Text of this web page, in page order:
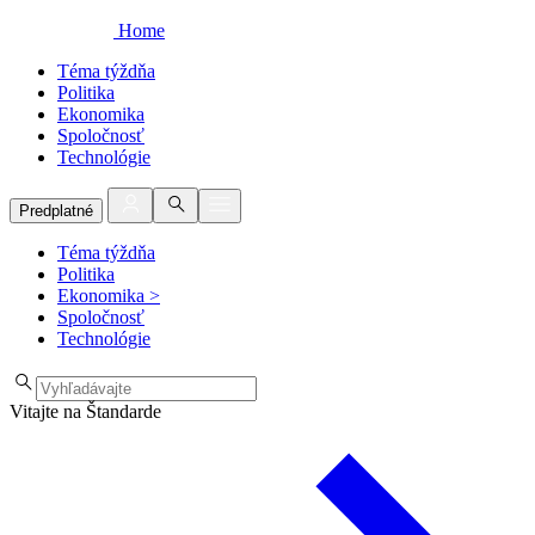
Home
Téma týždňa
Politika
Ekonomika
Spoločnosť
Technológie
Predplatné
Téma týždňa
Politika
Ekonomika >
Spoločnosť
Technológie
Vitajte na Štandarde